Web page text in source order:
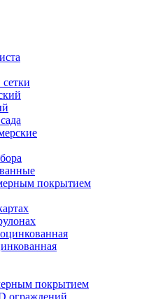
покрытием
покрытием
ограждений